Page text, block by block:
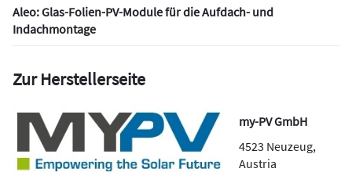
Aleo: Glas-Folien-PV-Module für die Aufdach- und
Indachmontage
Zur Herstellerseite
my-PV GmbH
4523 Neuzeug,
Austria